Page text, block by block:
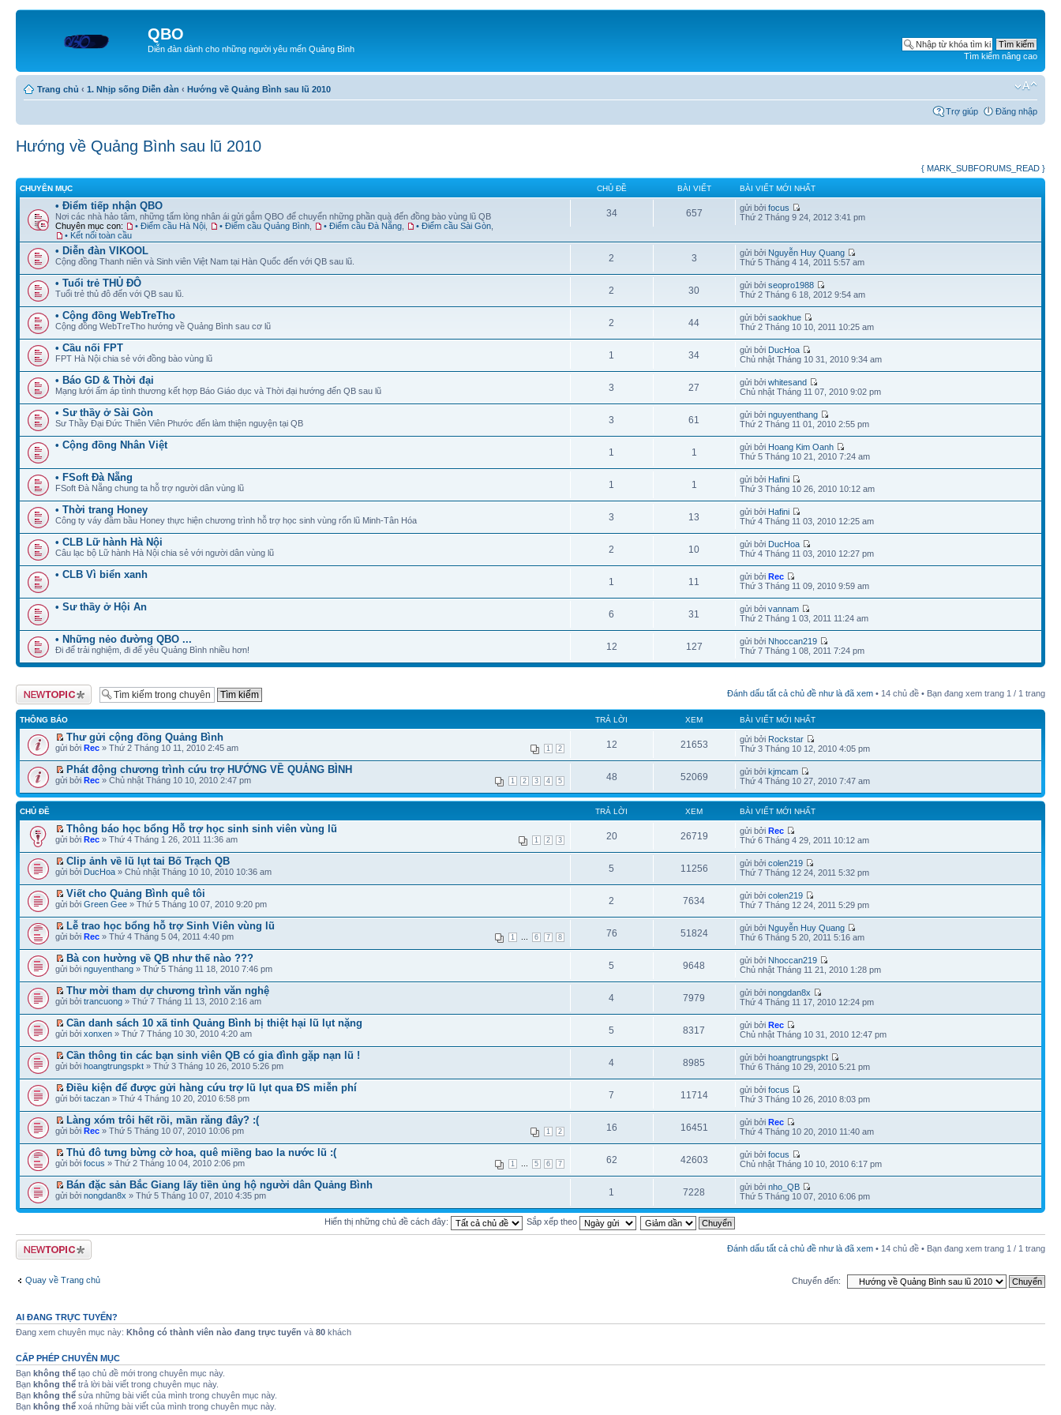
QBO
Diễn đàn dành cho những người yêu mến Quảng Bình
Tìm kiếm nâng cao
Trang chủ ‹ 1. Nhịp sống Diễn đàn ‹ Hướng về Quảng Bình sau lũ 2010
Trợ giúp Đăng nhập
Hướng về Quảng Bình sau lũ 2010
{ MARK_SUBFORUMS_READ }
CHUYÊN MỤC CHỦ ĐỀ BÀI VIẾT BÀI VIẾT MỚI NHẤT
• Điểm tiếp nhận QBO
Nơi các nhà hảo tâm, những tấm lòng nhân ái gửi gắm QBO để chuyển những phần quà đến đồng bào vùng lũ QB
Chuyên mục con:
• Điểm cầu Hà Nội • Điểm cầu Quảng Bình • Điểm cầu Đà Nẵng • Điểm cầu Sài Gòn
• Kết nối toàn cầu
34 657 gửi bởifocus
Thứ 2 Tháng 9 24, 2012 3:41 pm
• Diễn đàn VIKOOL
Cộng đồng Thanh niên và Sinh viên Việt Nam tại Hàn Quốc đến với QB sau lũ. 2 3 gửi bởi Nguyễn Huy Quang
Thứ 5 Tháng 4 14, 2011 5:57 am
• Tuổi trẻ THỦ ĐÔ
Tuổi trẻ thủ đô đến với QB sau lũ. 2 30 gửi bởiseopro1988
Thứ 2 Tháng 6 18, 2012 9:54 am
• Cộng đồng WebTreTho
Cộng đồng WebTreTho hướng về Quảng Bình sau cơ lũ 2 44 gửi bởisaokhue
Thứ 2 Tháng 10 10, 2011 10:25 am
• Cầu nối FPT
FPT Hà Nội chia sẻ với đồng bào vùng lũ 1 34 gửi bởi DucHoa
Chủ nhật Tháng 10 31, 2010 9:34 am
• Báo GD & Thời đại
Mạng lưới ấm áp tình thương kết hợp Báo Giáo dục và Thời đại hướng đến QB sau lũ 3 27 gửi bởiwhitesand
Chủ nhật Tháng 11 07, 2010 9:02 pm
• Sư thầy ở Sài Gòn
Sư Thầy Đại Đức Thiên Viên Phước đến làm thiện nguyện tại QB 3 61 gửi bởinguyenthang
Thứ 2 Tháng 11 01, 2010 2:55 pm
• Cộng đồng Nhân Việt
1 1 gửi bởi Hoang Kim Oanh
Thứ 5 Tháng 10 21, 2010 7:24 am
• FSoft Đà Nẵng
FSoft Đà Nẵng chung ta hỗ trợ người dân vùng lũ 1 1 gửi bởi Hafini
Thứ 3 Tháng 10 26, 2010 10:12 am
• Thời trang Honey
Công ty váy đầm bầu Honey thực hiện chương trình hỗ trợ học sinh vùng rốn lũ Minh-Tân Hóa 3 13 gửi bởi Hafini
Thứ 4 Tháng 11 03, 2010 12:25 am
• CLB Lữ hành Hà Nội
Câu lạc bộ Lữ hành Hà Nội chia sẻ với người dân vùng lũ 2 10 gửi bởi DucHoa
Thứ 4 Tháng 11 03, 2010 12:27 pm
• CLB Vì biển xanh
1 11 gửi bởiRec
Thứ 3 Tháng 11 09, 2010 9:59 am
• Sư thầy ở Hội An
6 31 gửi bởivannam
Thứ 2 Tháng 1 03, 2011 11:24 am
• Những nẻo đường QBO ...
Đi để trải nghiệm, đi để yêu Quảng Bình nhiều hơn! 12 127 gửi bởi Nhoccan219
Thứ 7 Tháng 1 08, 2011 7:24 pm
Tạo chủ đề mới Đánh dấu tất cả chủ đề như là đã xem • 14 chủ đề • Bạn đang xem trang 1 / 1 trang
THÔNG BÁO TRẢ LỜI XEM BÀI VIẾT MỚI NHẤT
Thư gửi cộng đồng Quảng Bình
1 2
gửi bởi Rec » Thứ 2 Tháng 10 11, 2010 2:45 am 12 21653 gửi bởi Rockstar
Thứ 3 Tháng 10 12, 2010 4:05 pm
Phát động chương trình cứu trợ HƯỚNG VỀ QUẢNG BÌNH
1 2 3 4 5
gửi bởi Rec » Chủ nhật Tháng 10 10, 2010 2:47 pm 48 52069 gửi bởikjmcam
Thứ 4 Tháng 10 27, 2010 7:47 am
CHỦ ĐỀ TRẢ LỜI XEM BÀI VIẾT MỚI NHẤT
Thông báo học bổng Hỗ trợ học sinh sinh viên vùng lũ
1 2 3
gửi bởi Rec » Thứ 4 Tháng 1 26, 2011 11:36 am 20 26719 gửi bởiRec
Thứ 6 Tháng 4 29, 2011 10:12 am
Clip ảnh về lũ lụt tai Bố Trạch QB
gửi bởi DucHoa » Chủ nhật Tháng 10 10, 2010 10:36 am 5 11256 gửi bởicolen219
Thứ 7 Tháng 12 24, 2011 5:32 pm
Viết cho Quảng Bình quê tôi
gửi bởi Green Gee » Thứ 5 Tháng 10 07, 2010 9:20 pm 2 7634 gửi bởicolen219
Thứ 7 Tháng 12 24, 2011 5:29 pm
Lễ trao học bổng hỗ trợ Sinh Viên vùng lũ
1 6 7 8
gửi bởi Rec » Thứ 4 Tháng 5 04, 2011 4:40 pm 76 51824 gửi bởi Nguyễn Huy Quang
Thứ 6 Tháng 5 20, 2011 5:16 am
Bà con hường về QB như thế nào ???
gửi bởi nguyenthang » Thứ 5 Tháng 11 18, 2010 7:46 pm 5 9648 gửi bởi Nhoccan219
Chủ nhật Tháng 11 21, 2010 1:28 pm
Thư mời tham dự chương trình văn nghệ
gửi bởi trancuong » Thứ 7 Tháng 11 13, 2010 2:16 am 4 7979 gửi bởinongdan8x
Thứ 4 Tháng 11 17, 2010 12:24 pm
Cần danh sách 10 xã tỉnh Quảng Bình bị thiệt hại lũ lụt nặng
gửi bởi xonxen » Thứ 7 Tháng 10 30, 2010 4:20 am 5 8317 gửi bởiRec
Chủ nhật Tháng 10 31, 2010 12:47 pm
Cần thông tin các bạn sinh viên QB có gia đình gặp nạn lũ !
gửi bởi hoangtrungspkt » Thứ 3 Tháng 10 26, 2010 5:26 pm 4 8985 gửi bởihoangtrungspkt
Thứ 6 Tháng 10 29, 2010 5:21 pm
Điều kiện để được gửi hàng cứu trợ lũ lụt qua ĐS miễn phí
gửi bởi taczan » Thứ 4 Tháng 10 20, 2010 6:58 pm 7 11714 gửi bởifocus
Thứ 3 Tháng 10 26, 2010 8:03 pm
Làng xóm trôi hết rồi, mần răng đây? :(
1 2
gửi bởi Rec » Thứ 5 Tháng 10 07, 2010 10:06 pm 16 16451 gửi bởiRec
Thứ 4 Tháng 10 20, 2010 11:40 am
Thủ đô tưng bừng cờ hoa, quê miềng bao la nước lũ :(
1 5 6 7
gửi bởi focus » Thứ 2 Tháng 10 04, 2010 2:06 pm 62 42603 gửi bởifocus
Chủ nhật Tháng 10 10, 2010 6:17 pm
Bán đặc sản Bắc Giang lấy tiền ủng hộ người dân Quảng Bình
gửi bởi nongdan8x » Thứ 5 Tháng 10 07, 2010 4:35 pm 1 7228 gửi bởinho_QB
Thứ 5 Tháng 10 07, 2010 6:06 pm
Hiển thị những chủ đề cách đây: Sắp xếp theo
Tạo chủ đề mới Đánh dấu tất cả chủ đề như là đã xem • 14 chủ đề • Bạn đang xem trang 1 / 1 trang
Quay về Trang chủ Chuyển đến:
AI ĐANG TRỰC TUYẾN?
Đang xem chuyên mục này: Không có thành viên nào đang trực tuyến và 80 khách
CẤP PHÉP CHUYÊN MỤC
Bạn không thể tạo chủ đề mới trong chuyên mục này.
Bạn không thể trả lời bài viết trong chuyên mục này.
Bạn không thể sửa những bài viết của mình trong chuyên mục này.
Bạn không thể xoá những bài viết của mình trong chuyên mục này.